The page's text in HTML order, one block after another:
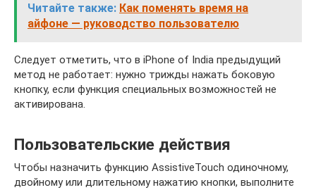
Читайте также: Как поменять время на
айфоне — руководство пользователю
Следует отметить, что в iPhone of India предыдущий
метод не работает: нужно трижды нажать боковую
кнопку, если функция специальных возможностей не
активирована.
Пользовательские действия
Чтобы назначить функцию AssistiveTouch одиночному,
двойному или длительному нажатию кнопки, выполните